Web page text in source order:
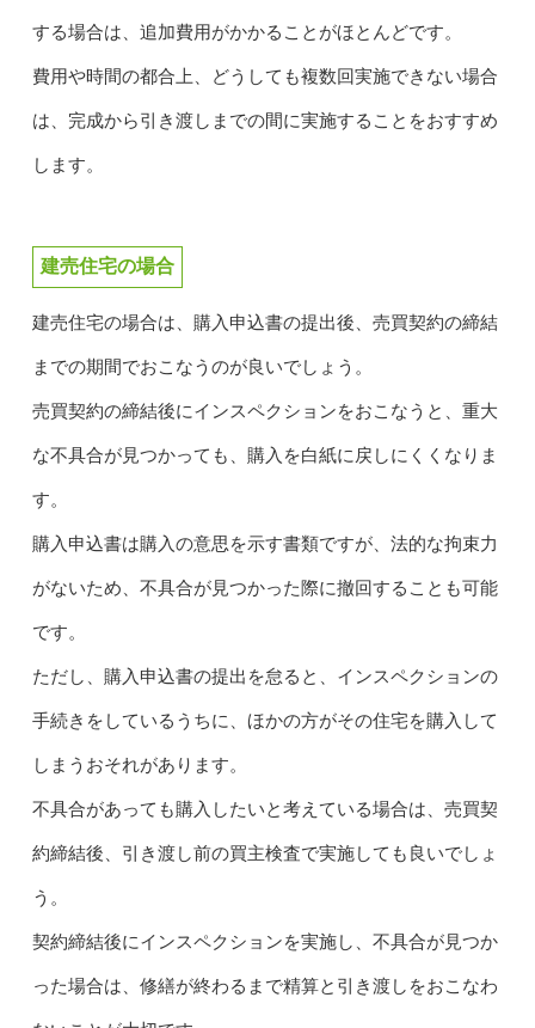
する場合は、追加費用がかかることがほとんどです。
費用や時間の都合上、どうしても複数回実施できない場合
は、完成から引き渡しまでの間に実施することをおすすめ
します。
建売住宅の場合
建売住宅の場合は、購入申込書の提出後、売買契約の締結
までの期間でおこなうのが良いでしょう。
売買契約の締結後にインスペクションをおこなうと、重大
な不具合が見つかっても、購入を白紙に戻しにくくなりま
す。
購入申込書は購入の意思を示す書類ですが、法的な拘束力
がないため、不具合が見つかった際に撤回することも可能
です。
ただし、購入申込書の提出を怠ると、インスペクションの
手続きをしているうちに、ほかの方がその住宅を購入して
しまうおそれがあります。
不具合があっても購入したいと考えている場合は、売買契
約締結後、引き渡し前の買主検査で実施しても良いでしょ
う。
契約締結後にインスペクションを実施し、不具合が見つか
った場合は、修繕が終わるまで精算と引き渡しをおこなわ